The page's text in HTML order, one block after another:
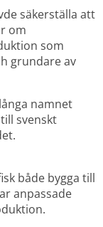
säkerställa att
om
som
grundare av
namnet
svenskt
både bygga till
anpassade